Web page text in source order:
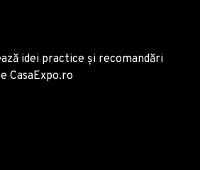
idei practice și recomandări
CasaExpo.ro